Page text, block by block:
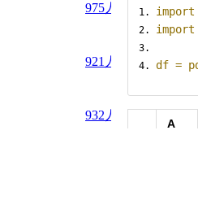
975人读过
921 人读过
932 人读过
import
import
df =
A